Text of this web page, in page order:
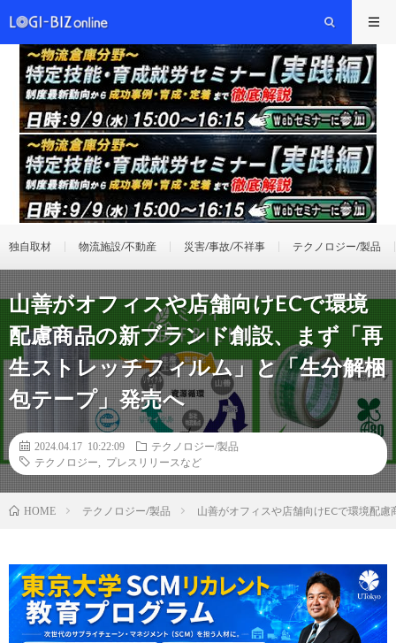
独自取材 物流施設/不動産 災害/事故/不祥事 テクノロジー/製品
山善がオフィスや店舗向けECで環境
配慮商品の新ブランド創設、まず「再
生ストレッチフィルム」と「生分解梱
包テープ」発売へ
2024.04.17 10:22:09
テクノロジー/製品
テクノロジー
プレスリリースなど
HOME テクノロジー/製品 山善がオフィスや店舗向けECで環境配